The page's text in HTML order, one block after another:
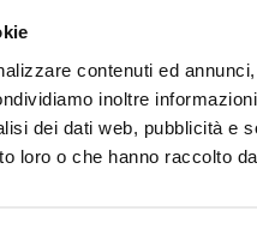
contenuti ed
inoltre
dei dati web, pubblicità e
loro o che hanno raccolto
Cookie Policy